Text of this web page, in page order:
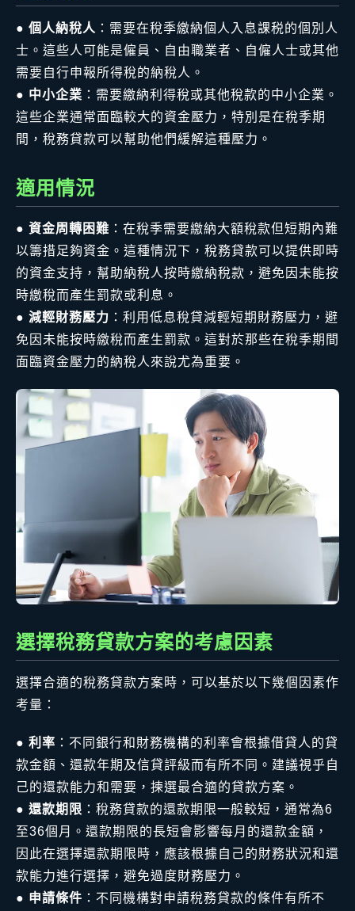
● 個人納稅人 ：需要在稅季繳納個人入息課税的個別人
士。這些人可能是僱員、自由職業者、自僱人士或其他
需要自行申報所得稅的納稅人。
● 中小企業 ：需要繳納利得稅或其他稅款的中小企業。
這些企業通常面臨較大的資金壓力，特別是在稅季期
間，稅務貸款可以幫助他們緩解這種壓力。
適用情況
● 資金周轉困難 ：在稅季需要繳納大額稅款但短期內難
以籌措足夠資金。這種情況下，稅務貸款可以提供即時
的資金支持，幫助納稅人按時繳納稅款，避免因未能按
時繳稅而產生罰款或利息。
● 減輕財務壓力 ：利用低息稅貸減輕短期財務壓力，避
免因未能按時繳稅而產生罰款。這對於那些在稅季期間
面臨資金壓力的納稅人來說尤為重要。
選擇稅務貸款方案的考慮因素
選擇合適的稅務貸款方案時，可以基於以下幾個因素作
考量：
● 利率 ：不同銀行和財務機構的利率會根據借貸人的貸
款金額、還款年期及信貸評級而有所不同。建議視乎自
己的還款能力和需要，揀選最合適的貸款方案。
● 還款期限 ：稅務貸款的還款期限一般較短，通常為6
至36個月。還款期限的長短會影響每月的還款金額，
因此在選擇還款期限時，應該根據自己的財務狀況和還
款能力進行選擇，避免過度財務壓力。
● 申請條件 ：不同機構對申請稅務貸款的條件有所不